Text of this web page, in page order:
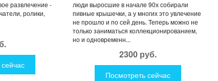
развлечение -
ролики,
люди выросшие в начале 90х собирали
пивные крышечки, а у многих это увлечение
не прошло и по сей день. Теперь можно не
только заниматься коллекционированием,
но и одновременн...
2300 руб.
Посмотреть сейчас